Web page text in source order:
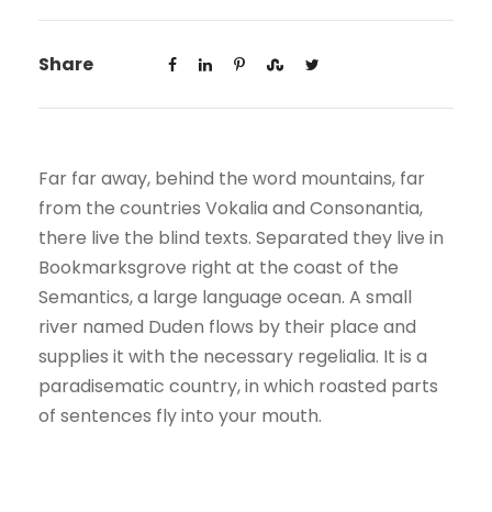
Share
Far far away, behind the word mountains, far
from the countries Vokalia and Consonantia,
there live the blind texts. Separated they live in
Bookmarksgrove right at the coast of the
Semantics, a large language ocean. A small
river named Duden flows by their place and
supplies it with the necessary regelialia. It is a
paradisematic country, in which roasted parts
of sentences fly into your mouth.